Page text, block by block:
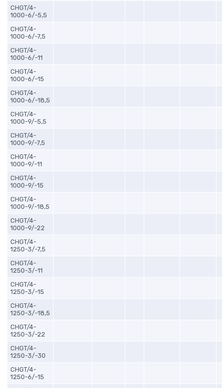
CHGT/4-
1000-6/-5,5
CHGT/4-
1000-6/-7,5
CHGT/4-
1000-6/-11
CHGT/4-
1000-6/-15
CHGT/4-
1000-6/-18,5
CHGT/4-
1000-9/-5,5
CHGT/4-
1000-9/-7,5
CHGT/4-
1000-9/-11
CHGT/4-
1000-9/-15
CHGT/4-
1000-9/-18,5
CHGT/4-
1000-9/-22
CHGT/4-
1250-3/-7,5
CHGT/4-
1250-3/-11
CHGT/4-
1250-3/-15
CHGT/4-
1250-3/-18,5
CHGT/4-
1250-3/-22
CHGT/4-
1250-3/-30
CHGT/4-
1250-6/-15